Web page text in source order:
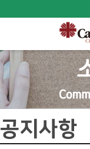
공지사항